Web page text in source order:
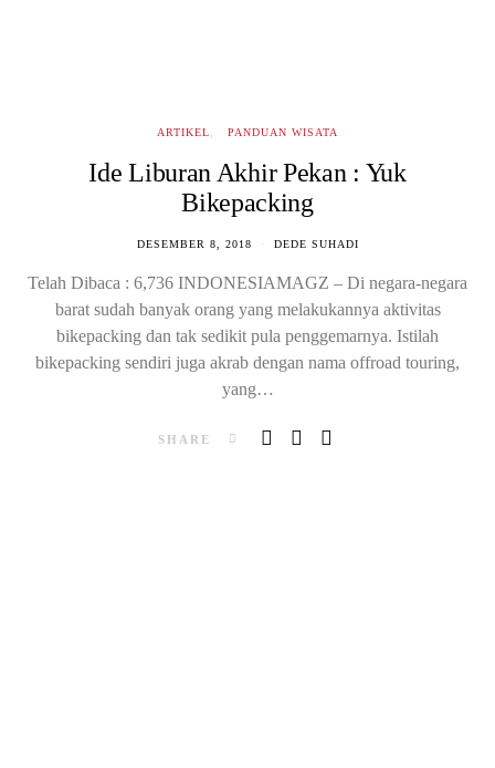
ARTIKEL PANDUAN WISATA
Ide Liburan Akhir Pekan : Yuk
Bikepacking
DESEMBER 8, 2018 DEDE SUHADI
Telah Dibaca : 6,736 INDONESIAMAGZ – Di negara-negara
barat sudah banyak orang yang melakukannya aktivitas
bikepacking dan tak sedikit pula penggemarnya. Istilah
bikepacking sendiri juga akrab dengan nama offroad touring,
yang…
SHARE